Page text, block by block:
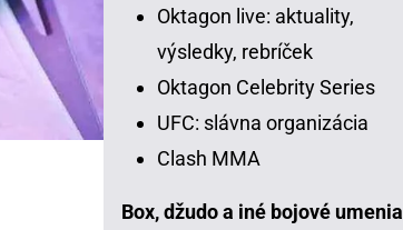
Oktagon live: aktuality,
výsledky, rebríček
Oktagon Celebrity Series
UFC: slávna organizácia
Clash MMA
Box, džudo a iné bojové umenia